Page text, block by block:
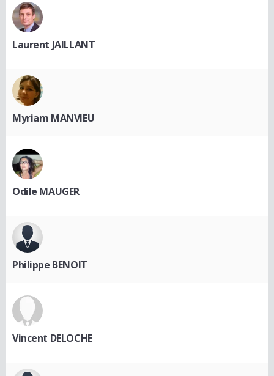
Laurent JAILLANT
Myriam MANVIEU
Odile MAUGER
Philippe BENOIT
Vincent DELOCHE